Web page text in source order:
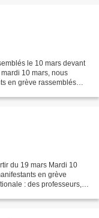
le 10 mars devant
10 mars, nous
en grève rassemblés
du 19 mars Mardi 10
en grève
: des professeurs,